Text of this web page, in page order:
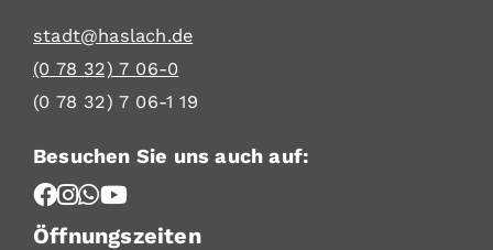
stadt@haslach.de
(0 78 32) 7 06-0
(0 78 32) 7 06-1 19
Besuchen Sie uns auch auf:
Öffnungszeiten